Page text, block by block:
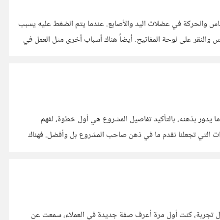
والحركة في عضلات اليد والأصابع. عندما يتم الضغط عليه يسبب
والنقر على لوحة المفاتيح. أيضاً هناك أسباب أخرى مثل العمل في
بذهنه، بالتأكيد تفاصيل المشروع هي أول خطوة، لفهم
التي تجعلنا نقدم ما في ذهن صاحب المشروع بل وأفضل. فهناك
تجربة، كنت أول مرة أعرف صفة جديدة في العملاء، سمعت عن